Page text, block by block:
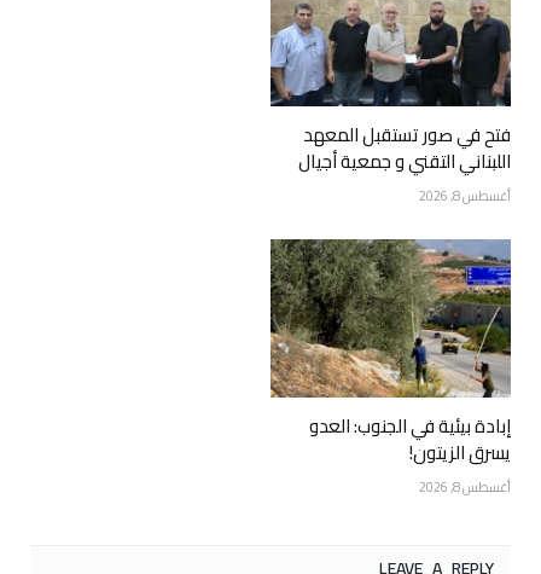
فتح في صور تستقبل المعهد
اللبناني التقني و جمعية أجيال
أغسطس 8, 2026
إبادة بيئية في الجنوب: العدو
يسرق الزيتون!
أغسطس 8, 2026
LEAVE A REPLY